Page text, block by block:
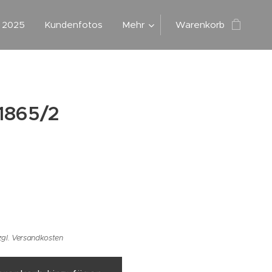
2025 Kundenfotos Mehr Warenkorb
2
Versandkosten